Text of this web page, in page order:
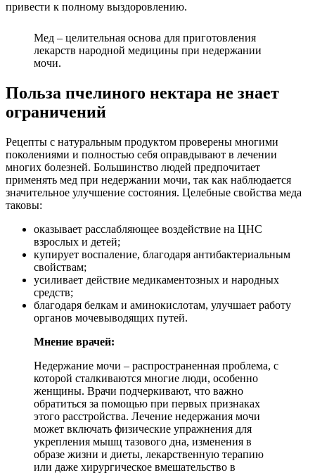
привести к полному выздоровлению.
Мед – целительная основа для приготовления
лекарств народной медицины при недержании
мочи.
Польза пчелиного нектара не знает
ограничений
Рецепты с натуральным продуктом проверены многими
поколениями и полностью себя оправдывают в лечении
многих болезней. Большинство людей предпочитает
применять мед при недержании мочи, так как наблюдается
значительное улучшение состояния. Целебные свойства меда
таковы:
оказывает расслабляющее воздействие на ЦНС
взрослых и детей;
купирует воспаление, благодаря антибактериальным
свойствам;
усиливает действие медикаментозных и народных
средств;
благодаря белкам и аминокислотам, улучшает работу
органов мочевыводящих путей.
Мнение врачей:
Недержание мочи – распространенная проблема, с
которой сталкиваются многие люди, особенно
женщины. Врачи подчеркивают, что важно
обратиться за помощью при первых признаках
этого расстройства. Лечение недержания мочи
может включать физические упражнения для
укрепления мышц тазового дна, изменения в
образе жизни и диеты, лекарственную терапию
или даже хирургическое вмешательство в